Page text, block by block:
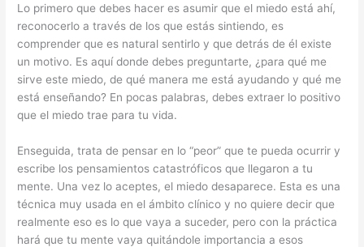
Lo primero que debes hacer es asumir que el miedo está ahí,
reconocerlo a través de los que estás sintiendo, es
comprender que es natural sentirlo y que detrás de él existe
un motivo. Es aquí donde debes preguntarte, ¿para qué me
sirve este miedo, de qué manera me está ayudando y qué me
está enseñando? En pocas palabras, debes extraer lo positivo
que el miedo trae para tu vida.
Enseguida, trata de pensar en lo “peor” que te pueda ocurrir y
escribe los pensamientos catastróficos que llegaron a tu
mente. Una vez lo aceptes, el miedo desaparece. Esta es una
técnica muy usada en el ámbito clínico y no quiere decir que
realmente eso es lo que vaya a suceder, pero con la práctica
hará que tu mente vaya quitándole importancia a esos